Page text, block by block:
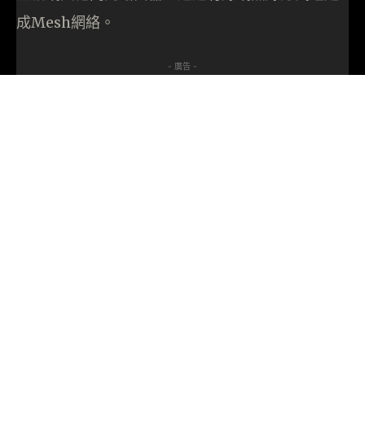
成Mesh網絡。
- 廣告 -